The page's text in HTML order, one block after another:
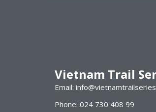
Vietnam Trail
Email:
Phone: 024 730 408 99